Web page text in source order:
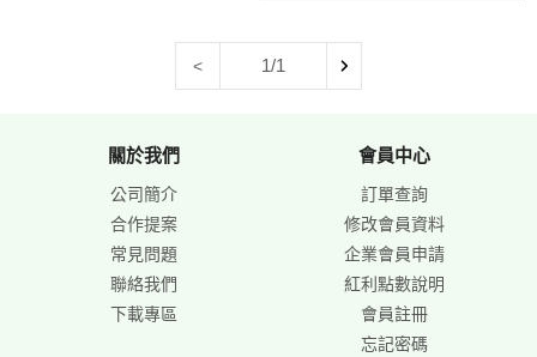
< 1/1
關於我們
公司簡介
合作提案
常見問題
聯絡我們
下載專區
會員中心
訂單查詢
修改會員資料
企業會員申請
紅利點數說明
會員註冊
忘記密碼